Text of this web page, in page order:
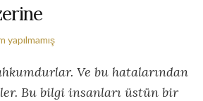
yapılmamış
Ve bu hatalarından
Bu bilgi insanları üstün bir